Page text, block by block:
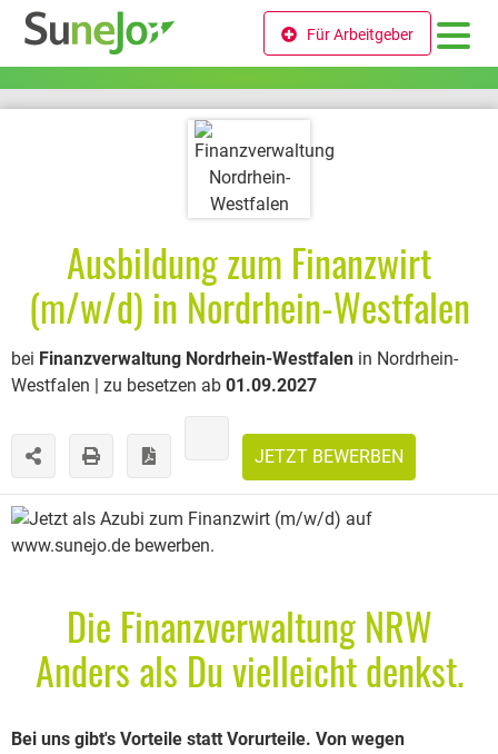
Für Arbeitgeber
Ausbildung zum Finanzwirt
(m/w/d) in Nordrhein-Westfalen
bei Finanzverwaltung Nordrhein-Westfalen in Nordrhein-
Westfalen | zu besetzen ab 01.09.2027
JETZT BEWERBEN
Die Finanzverwaltung NRW
Anders als Du vielleicht denkst.
Bei uns gibt's Vorteile statt Vorurteile. Von wegen